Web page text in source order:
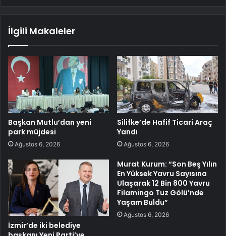
İlgili Makaleler
Başkan Mutlu’dan yeni
park müjdesi
Ağustos 6, 2026
Silifke’de Hafif Ticari Araç
Yandı
Ağustos 6, 2026
İzmir’de iki belediye
Murat Kurum: “Son Beş Yılın
En Yüksek Yavru Sayısına
Ulaşarak 12 Bin 800 Yavru
Filamingo Tuz Gölü’nde
Yaşam Buldu”
Ağustos 6, 2026